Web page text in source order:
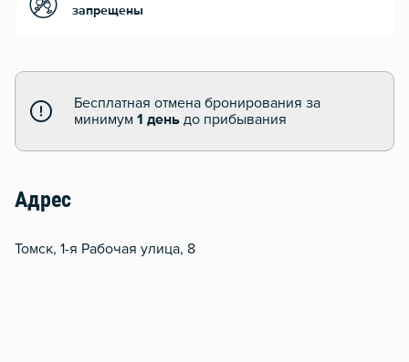
запрещены
Бесплатная отмена бронирования за
минимум 1 день до прибывания
Адрес
Томск, 1-я Рабочая улица, 8